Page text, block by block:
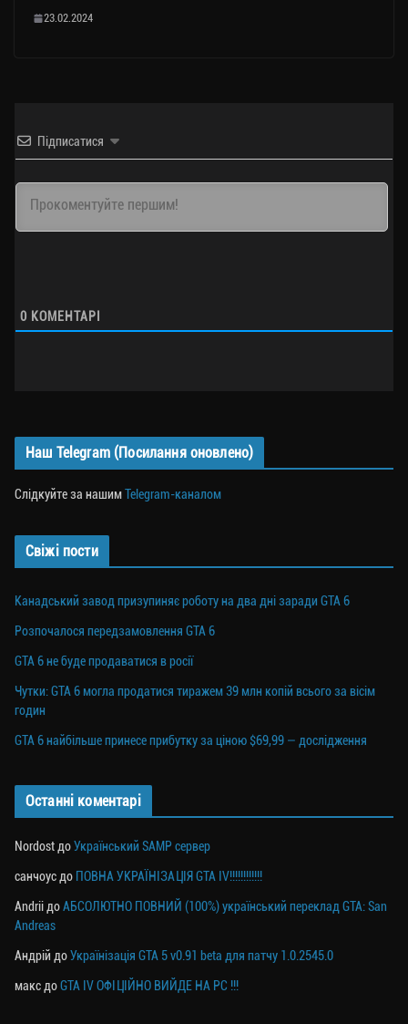
23.02.2024
Підписатися
0 КОМЕНТАРІ
Наш Telegram (Посилання оновлено)
Слідкуйте за нашимTelegram-каналом
Свіжі пости
Канадський завод призупиняє роботу на два дні заради GTA 6
Розпочалося передзамовлення GTA 6
GTA 6 не буде продаватися в росії
Чутки: GTA 6 могла продатися тиражем 39 млн копій всього за вісім
годин
GTA 6 найбільше принесе прибутку за ціною $69,99 — дослідження
Останні коментарі
Nordost доУкраїнський SAMP сервер
санчоус до ПОВНА УКРАЇНІЗАЦІЯ GTA IV!!!!!!!!!!!!
Andrii доАБСОЛЮТНО ПОВНИЙ (100%) український переклад GTA: San
Andreas
Андрій доУкраїнізація GTA 5 v0.91 beta для патчу 1.0.2545.0
макс доGTA IV ОФІЦІЙНО ВИЙДЕ НА PC !!!